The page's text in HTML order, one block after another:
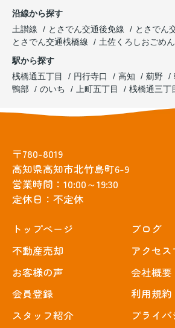
沿線から探す
土讃線
とさでん交通後免線
とさでん
とさでん交通桟橋線
土佐くろしおごめ
駅から探す
桟橋通五丁目
円行寺口 高知 薊野
鴨部
のいち 上町五丁目 桟橋通三丁
〒780-8019
高知県高知市北竹島町6-9
営業時間：10:00～19:30
定休日：不定休
トップぺージ
不動産売却
お客様の声
会員登録
スタッフ紹介
ブログ
アクセ
会社概要
利用規約
プライ